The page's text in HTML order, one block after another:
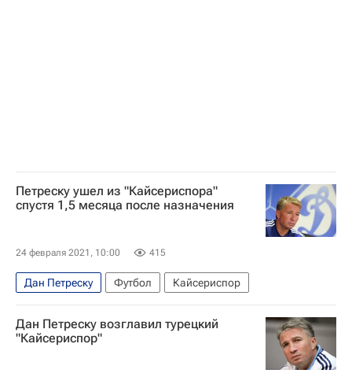
Петреску ушел из "Кайсериспора"
спустя 1,5 месяца после назначения
24 февраля 2021, 10:00 415
Дан Петреску Футбол Кайсериспор
Дан Петреску возглавил турецкий
"Кайсериспор"